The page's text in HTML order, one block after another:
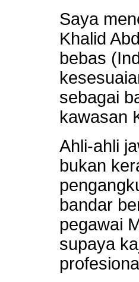
Saya
Khalid
bebas
sebagai
kawasan
Ahli-ahli
bukan
bandar
pegawai
supaya